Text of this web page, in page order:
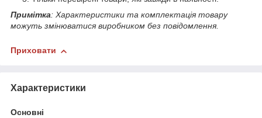
Примітка: Характеристики та комплектація товару
можуть змінюватися виробником без повідомлення.
Приховати
Характеристики
Основні